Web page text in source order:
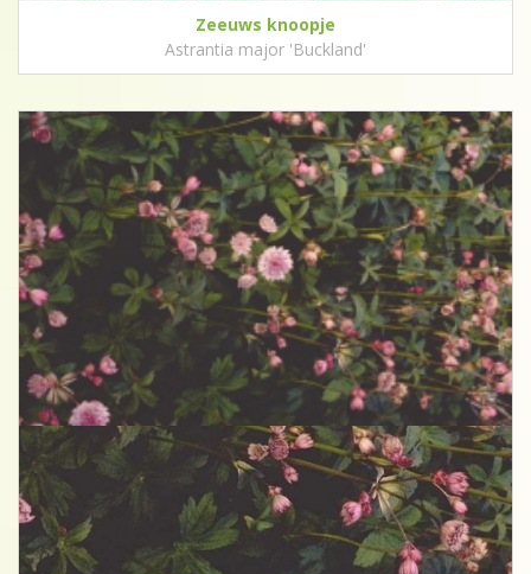
Zeeuws knoopje
Astrantia major 'Buckland'